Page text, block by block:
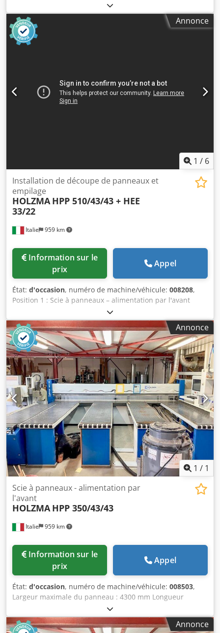
maximale du panneau : 4 300 mm Longueur maximale de
la lame de scie principale : 125 mm Dedpfxewuz Tbj
Ahmsck Nombre de pinces : 8
Annonce
1 / 6
Italie 959 km
Installation de découpe de panneaux et
empilage
HOLZMA HPP 510/43/43 + HEE
33/22
prix
Appel
État: d'occasion, numéro de machine/véhicule: 008208,
Position 1 : Scie à panneaux – alimentation par l'avant
HOLZMA-HPP 510/43/43 + HEE 33/22 Position 2 : Table
élévatrice HOLZMA-HPP 510/43/43 + HEE 33/22 Dsdex A
Thkopfx Ahmeck
Annonce
1 / 1
Italie 959 km
Scie à panneaux - alimentation par
l'avant
HOLZMA HPP 350/43/43
prix
Appel
État: d'occasion, numéro de machine/véhicule: 008503,
Largeur maximale du panneau : 4300 mm Longueur
maximale du panneau : 4300 mm Hauteur maximale de la
lame principale : 80 mm Nombre de pinces de serrage : 8
Dcjdsy Hcd Eopfx Ahmek
Annonce